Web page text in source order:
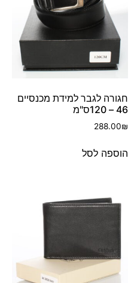
חגורה לגבר למידת מכנסיים
46 – 120ס"מ
288.00₪
הוספה לסל